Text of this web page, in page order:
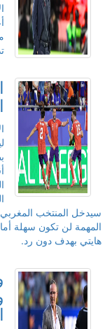
المهمة لن تكون سهلة
هايتي بهدف دون رد.